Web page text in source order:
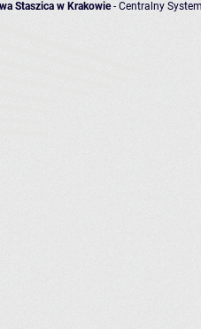
Staszica w Krakowie- Centralny